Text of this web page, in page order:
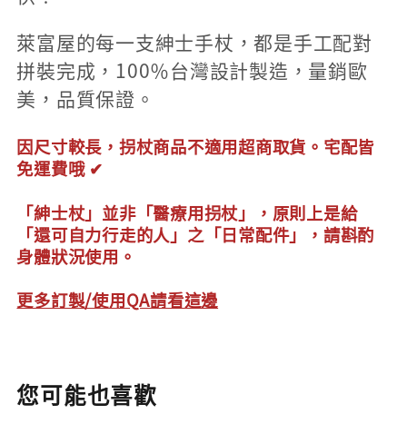
萊富屋的每一支紳士手杖，都是手工配對
拼裝完成，100％台灣設計製造，量銷歐
美，品質保證。
因尺寸較長，拐杖商品不適用超商取貨。宅配皆
免運費哦 ✔
「紳士杖」並非「醫療用拐杖」，原則上是給
「還可自力行走的人」之「日常配件」，請斟酌
身體狀況使用。
更多訂製/使用QA請看這邊
您可能也喜歡